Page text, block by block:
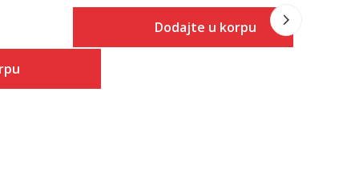
Dodajte u korpu